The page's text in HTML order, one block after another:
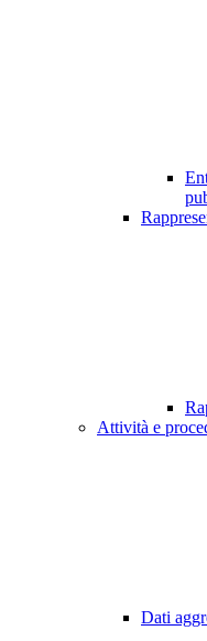
Attività e
Dati